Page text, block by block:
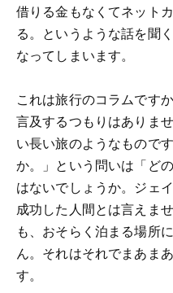
借りる金もなくてネット
る。というような話を聞
なってしまいます。
これは旅行のコラムです
言及するつもりはありま
い長い旅のようなもので
か。」という問いは「ど
はないでしょうか。ジェ
成功した人間とは言えま
も、おそらく泊まる場所
ん。それはそれでまあま
す。